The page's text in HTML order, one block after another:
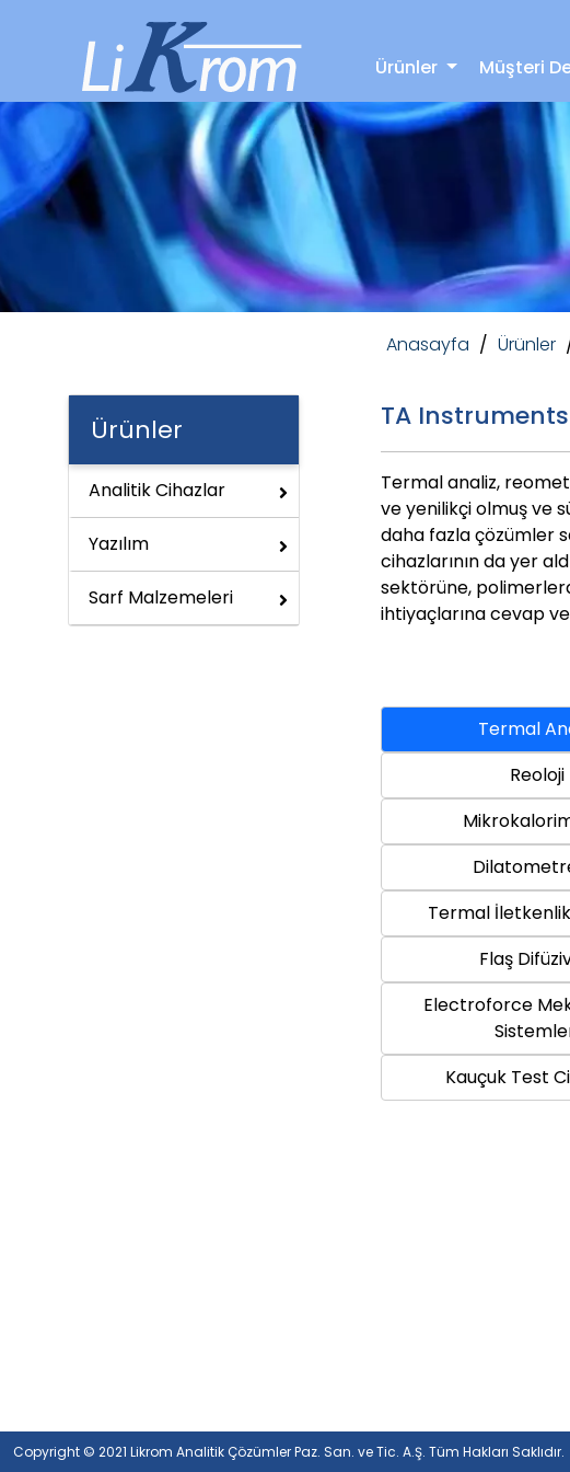
Ürünler
Analitik Cihazlar
Müşteri
Yazılım Destek
Ürünler
Analitik Cihazlar
Yazılım
Sarf Malzemeleri
Anasayfa / Ürünler
TA Instruments
Termal analiz,
ve yenilikçi olmuş ve
daha fazla çözümler
cihazlarının da yer
sektörüne,
ihtiyaçlarına cevap
Termal
Reoloji
Termal
Flaş
Electroforce
Kauçuk Test
Copyright © 2021 Likrom Analitik Çözümler Paz. San. ve Tic. A.Ş. Tüm Hakları Saklıdır.